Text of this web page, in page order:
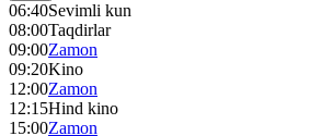
06:40Sevimli kun
08:00Taqdirlar
09:00Zamon
09:20Kino
12:00Zamon
12:15Hind kino
15:00Zamon